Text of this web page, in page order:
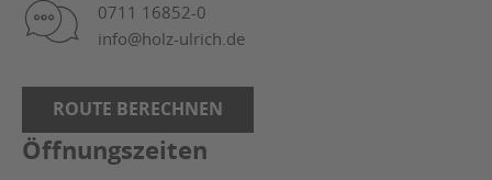
0711 16852-0
info@holz-ulrich.de
ROUTE BERECHNEN
Öffnungszeiten